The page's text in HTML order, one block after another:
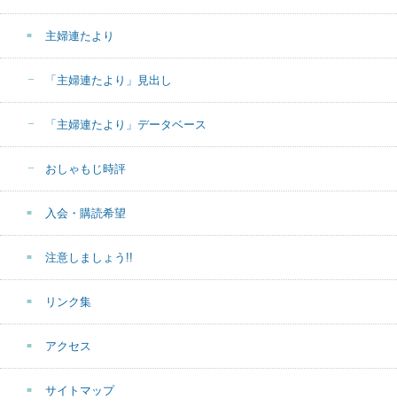
主婦連たより
「主婦連たより」見出し
「主婦連たより」データベース
おしゃもじ時評
入会・購読希望
注意しましょう!!
リンク集
アクセス
サイトマップ